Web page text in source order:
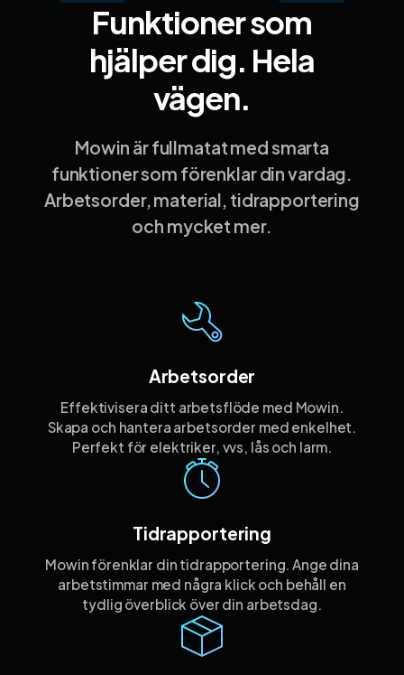
Funktioner som
hjälper dig. Hela
vägen.
Mowin är fullmatat med smarta
funktioner som förenklar din vardag.
Arbetsorder, material, tidrapportering
och mycket mer.
Arbetsorder
Effektivisera ditt arbetsflöde med Mowin.
Skapa och hantera arbetsorder med enkelhet.
Perfekt för elektriker, vvs, lås och larm.
Tidrapportering
Mowin förenklar din tidrapportering. Ange dina
arbetstimmar med några klick och behåll en
tydlig överblick över din arbetsdag.